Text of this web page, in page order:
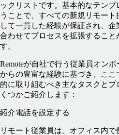
ックリストです。基本的なテンプ
うことで、すべての新規リモート
して一貫した経験が保証され、企
合わせてプロセスを拡張すること
す。
Remoteが自社で行う従業員オン
からの豊富な経験に基づき、ここ
的に取り組むべき主なタスクとプ
くつかご紹介します：
紹介電話を設定する
リモート従業員は、オフィス内で